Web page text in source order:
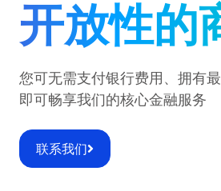
开放性的
您可无需支付银行费用、拥有
即可畅享我们的核心金融服务
联系我们